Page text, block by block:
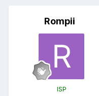
Rompii
ISP